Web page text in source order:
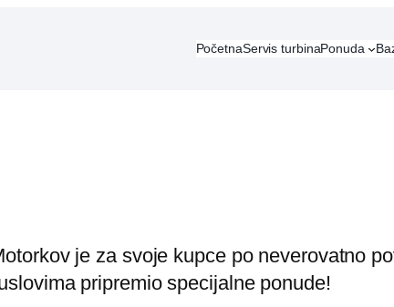
PočetnaServis turbinaPonuda
je za svoje kupce po neverovatno
pripremio specijalne ponude!